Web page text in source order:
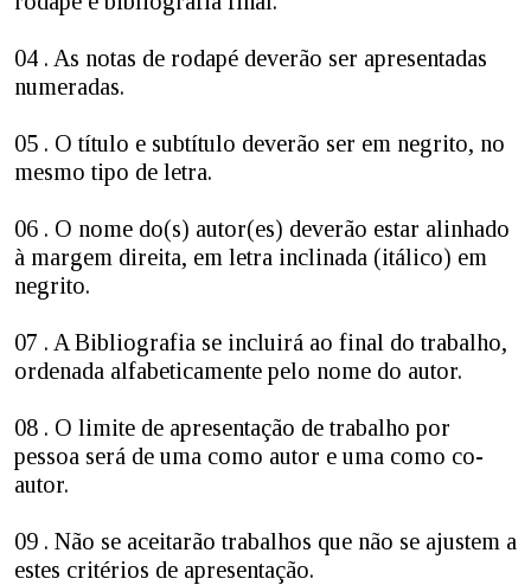
04 . As notas de rodapé deverão ser apresentadas
numeradas.
05 . O título e subtítulo deverão ser em negrito, no
mesmo tipo de letra.
06 . O nome do(s) autor(es) deverão estar alinhado
à margem direita, em letra inclinada (itálico) em
negrito.
07 . A Bibliografia se incluirá ao final do trabalho,
ordenada alfabeticamente pelo nome do autor.
08 . O limite de apresentação de trabalho por
pessoa será de uma como autor e uma como co-
autor.
09 . Não se aceitarão trabalhos que não se ajustem a
estes critérios de apresentação.